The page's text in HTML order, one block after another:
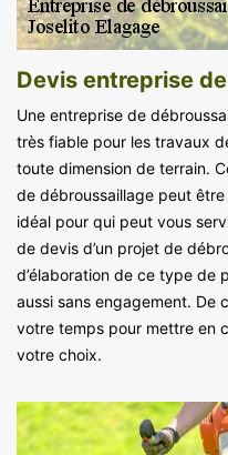
Devis entreprise
Une entreprise de
très fiable pour les travaux
toute dimension de terrain.
de débroussaillage peut
idéal pour qui peut vous
de devis d’un projet de
d’élaboration de ce type de
aussi sans engagement. De
votre temps pour mettre en
votre choix.